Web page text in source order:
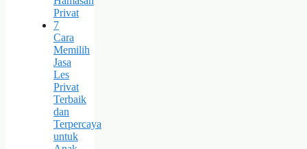
Privat
7
Cara
Memilih
Jasa
Les
Privat
Terbaik
dan
Terpercaya
untuk